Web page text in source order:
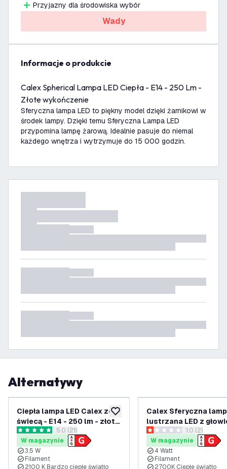
Przyjazny dla środowiska wybór
Wady
informacje o produkcie
Calex Spherical Lampa LED Ciepła - E14 - 250 Lm -
Złote wykończenie
Sferyczna lampa LED to piękny model dzięki żarnikowi w
środek lampy. Dzięki temu Sferyczna Lampa LED
przypomina lampę żarową. Idealnie pasuje do niemal
każdego wnętrza i wytrzymuje do 15 000 godzin.
Alternatywy
dodaj do listy życzeń
Ciepła lampa LED Calex ze
świecą - E14 - 250 lm - złote
wykończenieotwórz panel recenzji
5 Gwiazdki oceny5.0 (21)
W magazynie
3,5 W
Filament
2100 K Bardzo ciepłe światło
Calex Sferyczna
lustrzana LED z
lustrzaną Ciepła -
Lm - Srebrna
otwórz panel
1 Gwiazdki oceny1.0 (2)
W magazynie
4 Watt
Filament
2700K Ciepłe światło